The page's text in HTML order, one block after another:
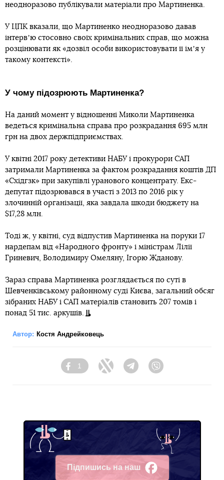
неодноразово публікували матеріали про Мартиненка.
У ЦПК вказали, що Мартиненко неодноразово давав
інтервʼю стосовно своїх кримінальних справ, що можна
розцінювати як «дозвіл особи використовувати її імʼя у
такому контексті».
У чому підозрюють Мартиненка?
На даний момент у відношенні Миколи Мартиненка
ведеться кримінальна справа про розкрадання 695 млн
грн на двох держпідприємствах.
У квітні 2017 року детективи НАБУ і прокурори САП
затримали Мартиненка за фактом розкрадання коштів ДП
«Східгзк» при закупівлі уранового концентрату. Екс-
депутат підозрювався в участі з 2013 по 2016 рік у
злочинній організації, яка завдала шкоди бюджету на
$17,28 млн.
Тоді ж, у квітні, суд відпустив Мартиненка на поруки 17
нардепам від «Народного фронту» і міністрам Лілії
Гриневич, Володимиру Омеляну, Ігорю Жданову.
Зараз справа Мартиненка розглядається по суті в
Шевченківському районному суді Києва, загальний обсяг
зібраних НАБУ і САП матеріалів становить 207 томів і
понад 51 тис. аркушів.
Автор: Костя Андрейковець
Facebook
1
Twitter TelegramViber
Підпишись на наш
Facebook